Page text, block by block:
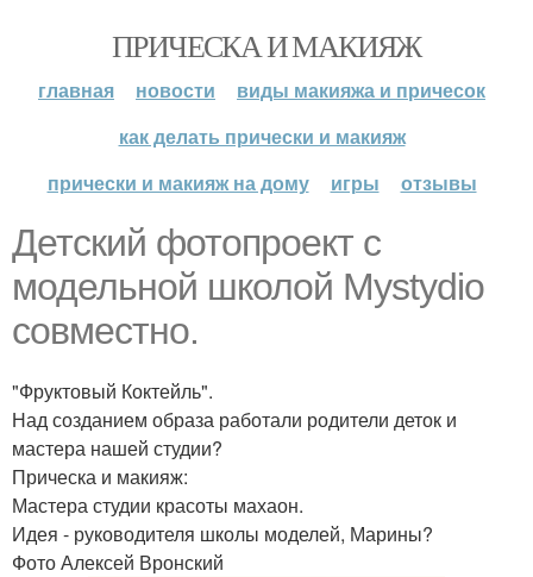
ПРИЧЕСКА И МАКИЯЖ
главная новости
виды макияжа и причесок
как делать прически и макияж
прически и макияж на дому
игры отзывы
Детский фотопроект с
модельной школой Mystydio
совместно.
"Фруктовый Коктейль".
Над созданием образа работали родители деток и
мастера нашей студии?
Прическа и макияж:
Мастера студии красоты махаон.
Идея - руководителя школы моделей, Марины?
Фото Алексей Вронский